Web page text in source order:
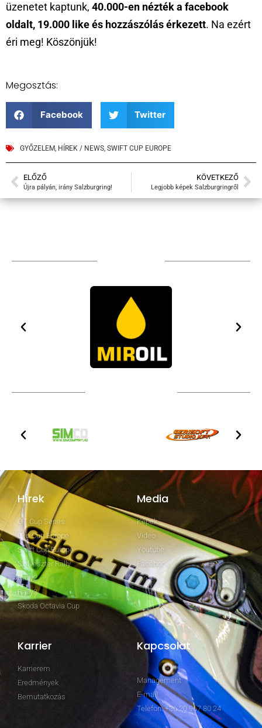
üzenetet kaptunk, 40.000-en nézték a facebook
oldalt, 19.000 like és hozzászólás érkezett. Na ezért
éri meg! Köszönjük!
Megosztás:
Facebook Twitter
GYŐZELEM HÍREK / NEWS SWIFT CUP EUROPE
ELŐZŐ
Újra pályán, irány Salzburgring!
KÖVETKEZŐ
Legjobb képek Salzburgringről
Hírek
GT Cup Series
Clio Cup Europe
Swift Cup Europe
Szilveszter Rally
Rally2
Rally3
Skoda Octavia Cup
Media
Képek
Video
Youtube
Facebook
Karrier
Karrierem
Eredmények
Bemutatkozás
Kapcsolat
Management
E-mail
Telefon: +36 20 967 80 24